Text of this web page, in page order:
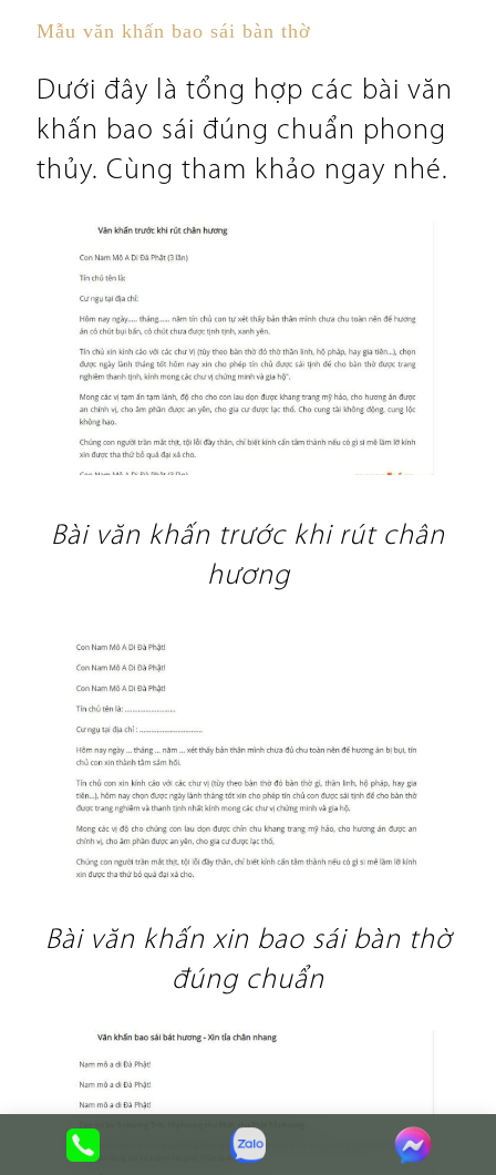
Mẫu văn khấn bao sái bàn thờ
Dưới đây là tổng hợp các bài văn
khấn bao sái đúng chuẩn phong
thủy. Cùng tham khảo ngay nhé.
Bài văn khấn trước khi rút chân
hương
Bài văn khấn xin bao sái bàn thờ
đúng chuẩn